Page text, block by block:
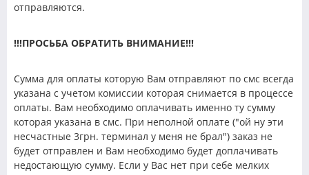
отправляются.
!!!ПРОСЬБА ОБРАТИТЬ ВНИМАНИЕ!!!
Сумма для оплаты которую Вам отправляют по смс всегда
указана с учетом комиссии которая снимается в процессе
оплаты. Вам необходимо оплачивать именно ту сумму
которая указана в смс. При неполной оплате ("ой ну эти
несчастные 3грн. терминал у меня не брал") заказ не
будет отправлен и Вам необходимо будет доплачивать
недостающую сумму. Если у Вас нет при себе мелких